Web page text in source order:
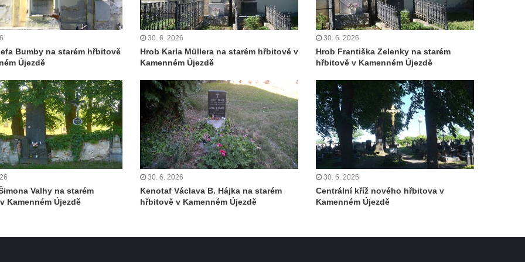
Bumby na starém hřbitově
Újezdě
30. 6. 2026
Hrob Karla Müllera na starém hřbitově v
Kamenném Újezdě
30. 6. 2026
Hrob Františka Zelenky na starém
hřbitově v Kamenném Újezdě
Valhy na starém
Kamenném Újezdě
30. 6. 2026
Kenotaf Václava B. Hájka na starém
hřbitově v Kamenném Újezdě
30. 6. 2026
Centrální kříž nového hřbitova v
Kamenném Újezdě